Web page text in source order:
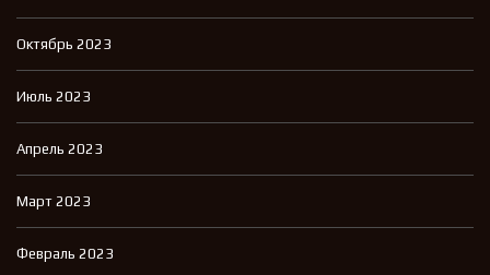
Октябрь 2023
Июль 2023
Апрель 2023
Март 2023
Февраль 2023